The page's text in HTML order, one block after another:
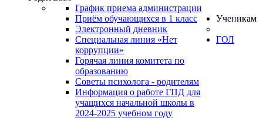
График приема администрации
Приём обучающихся в 1 класс
Электронный дневник
Специальная линия «Нет
коррупции»
Горячая линия комитета по
образованию
Советы психолога - родителям
Информация о работе ГПД для
учащихся начальной школы в
2024-2025 учебном году
Ученикам
ГОЛ